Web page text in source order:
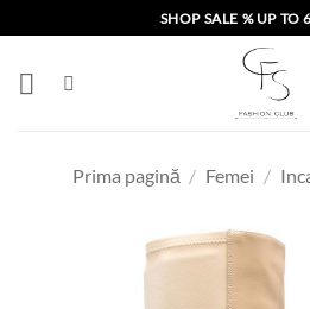
to
content
SHOP SALE % UP TO
Prima pagină / Femei /